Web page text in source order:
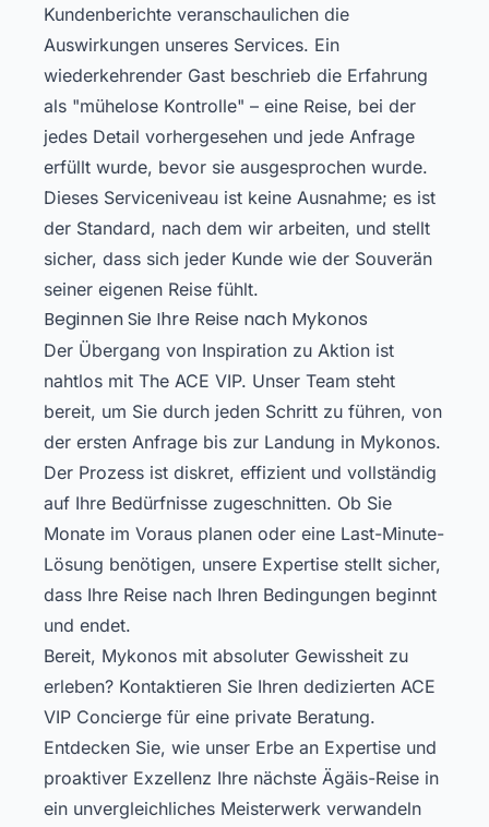
Kundenberichte veranschaulichen die
Auswirkungen unseres Services. Ein
wiederkehrender Gast beschrieb die Erfahrung
als "mühelose Kontrolle" – eine Reise, bei der
jedes Detail vorhergesehen und jede Anfrage
erfüllt wurde, bevor sie ausgesprochen wurde.
Dieses Serviceniveau ist keine Ausnahme; es ist
der Standard, nach dem wir arbeiten, und stellt
sicher, dass sich jeder Kunde wie der Souverän
seiner eigenen Reise fühlt.
Beginnen Sie Ihre Reise nach Mykonos
Der Übergang von Inspiration zu Aktion ist
nahtlos mit The ACE VIP. Unser Team steht
bereit, um Sie durch jeden Schritt zu führen, von
der ersten Anfrage bis zur Landung in Mykonos.
Der Prozess ist diskret, effizient und vollständig
auf Ihre Bedürfnisse zugeschnitten. Ob Sie
Monate im Voraus planen oder eine Last-Minute-
Lösung benötigen, unsere Expertise stellt sicher,
dass Ihre Reise nach Ihren Bedingungen beginnt
und endet.
Bereit, Mykonos mit absoluter Gewissheit zu
erleben? Kontaktieren Sie Ihren dedizierten ACE
VIP Concierge für eine private Beratung.
Entdecken Sie, wie unser Erbe an Expertise und
proaktiver Exzellenz Ihre nächste Ägäis-Reise in
ein unvergleichliches Meisterwerk verwandeln